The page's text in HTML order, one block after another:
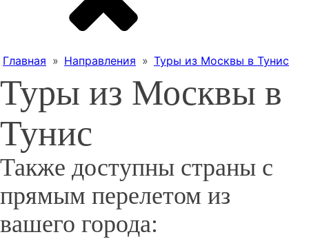
Главная » Направления » Туры из Москвы в Тунис
Туры из Москвы в
Тунис
Также доступны страны с
прямым перелетом из
вашего города: